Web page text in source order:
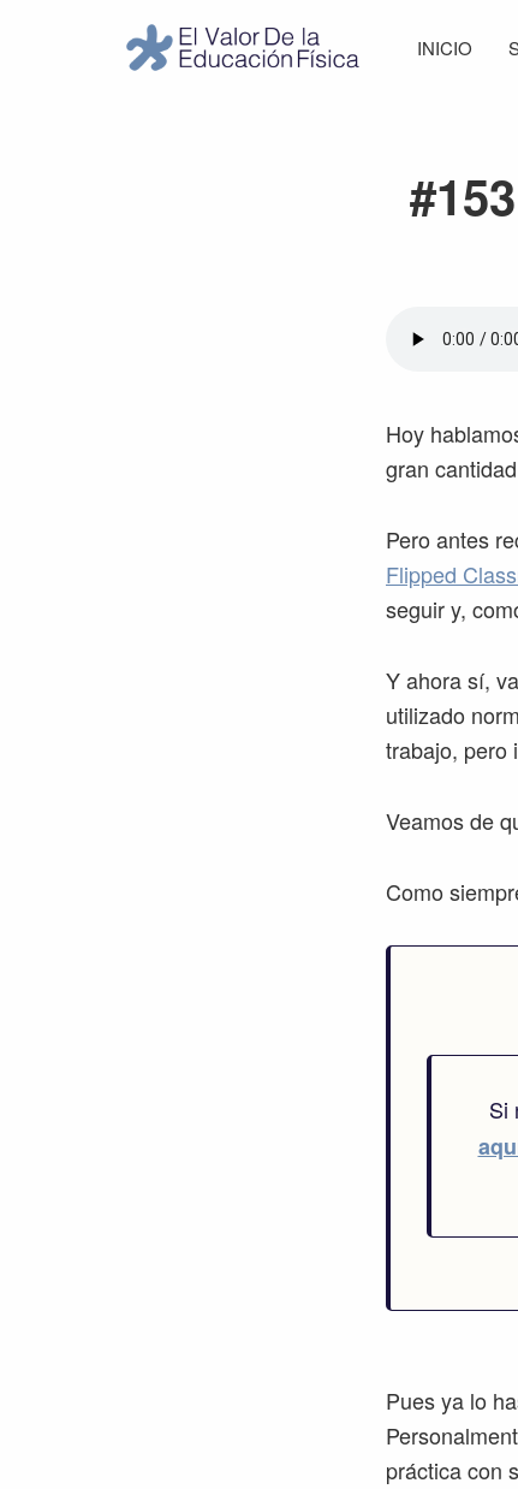
INICIO
Hoy
gran
Pero antes
Flipped
seguir y,
Y ahora sí,
utilizado
trabajo, pero
Veamos de
Como
Si
Pues ya lo
práctica con